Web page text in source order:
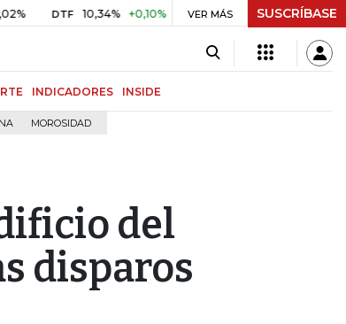
DTF 10,34% +0,10% +0,98% UVR $ 416,91 +$ 0,05
VER MÁS SUSCRÍBASE
INDICADORES INSIDE
MOROSIDAD
del
disparos